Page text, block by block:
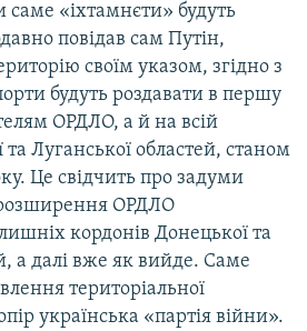
саме «іхтамнєти» будуть
повідав сам Путін,
своїм указом, згідно з
будуть роздавати в першу
ОРДЛО, а й на всій
та Луганської областей, станом
Це свідчить про задуми
розширення ОРДЛО
кордонів Донецької та
а далі вже як вийде. Саме
територіальної
українська «партія війни».